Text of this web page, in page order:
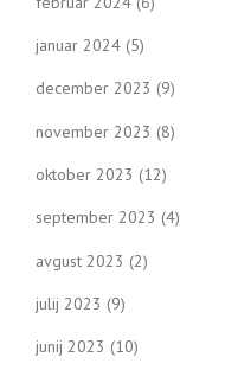
januar 2024 (5)
december 2023 (9)
november 2023 (8)
oktober 2023 (12)
september 2023 (4)
avgust 2023 (2)
julij 2023 (9)
junij 2023 (10)